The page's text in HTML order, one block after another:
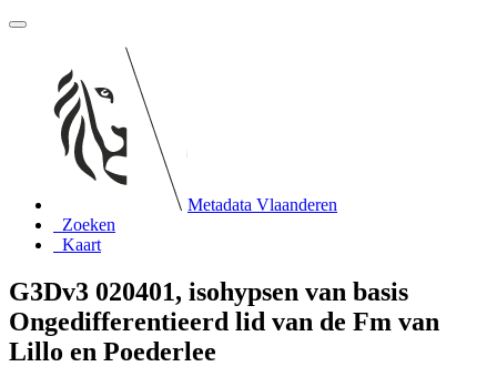
Metadata Vlaanderen
Zoeken
Kaart
G3Dv3 020401, isohypsen van basis
Ongedifferentieerd lid van de Fm van
Lillo en Poederlee